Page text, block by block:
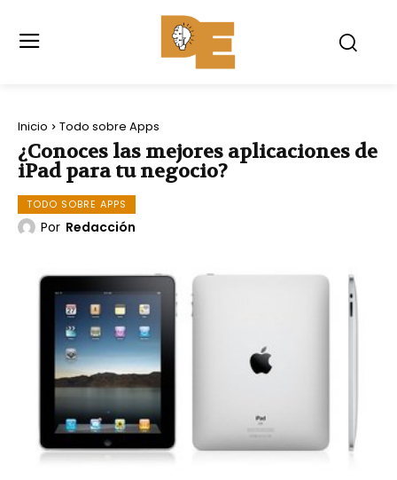
Inicio Todo sobre Apps
¿Conoces las mejores aplicaciones de
iPad para tu negocio?
TODO SOBRE APPS
Por Redacción